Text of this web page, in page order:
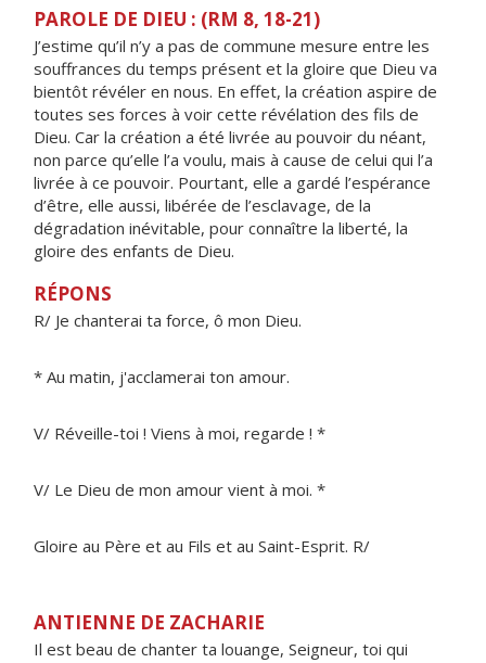
PAROLE DE DIEU : (RM 8, 18-21)
J’estime qu’il n’y a pas de commune mesure entre les
souffrances du temps présent et la gloire que Dieu va
bientôt révéler en nous. En effet, la création aspire de
toutes ses forces à voir cette révélation des fils de
Dieu. Car la création a été livrée au pouvoir du néant,
non parce qu’elle l’a voulu, mais à cause de celui qui l’a
livrée à ce pouvoir. Pourtant, elle a gardé l’espérance
d’être, elle aussi, libérée de l’esclavage, de la
dégradation inévitable, pour connaître la liberté, la
gloire des enfants de Dieu.
RÉPONS
R/ Je chanterai ta force, ô mon Dieu.
* Au matin, j'acclamerai ton amour.
V/ Réveille-toi ! Viens à moi, regarde ! *
V/ Le Dieu de mon amour vient à moi. *
Gloire au Père et au Fils et au Saint-Esprit. R/
ANTIENNE DE ZACHARIE
Il est beau de chanter ta louange, Seigneur, toi qui